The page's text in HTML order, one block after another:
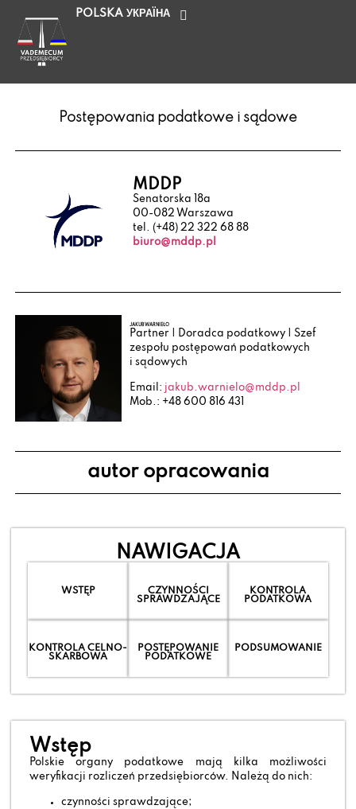
POLSKA УКРАЇНА
Postępowania podatkowe i sądowe
MDDP
Senatorska 18a
00-082 Warszawa
tel. (+48) 22 322 68 88
biuro@mddp.pl
JAKUB WARNIEŁO
Partner | Doradca podatkowy | Szef
zespołu postępowań podatkowych
i sądowych
Email: jakub.warnielo@mddp.pl
Mob.: +48 600 816 431
autor opracowania
NAWIGACJA
WSTĘP
CZYNNOŚCI
SPRAWDZAJĄCE
KONTROLA
PODATKOWA
KONTROLA CELNO-
SKARBOWA
POSTĘPOWANIE
PODATKOWE
PODSUMOWANIE
Wstęp
Polskie organy podatkowe mają kilka możliwości
weryfikacji rozliczeń przedsiębiorców. Należą do nich:
czynności sprawdzające;